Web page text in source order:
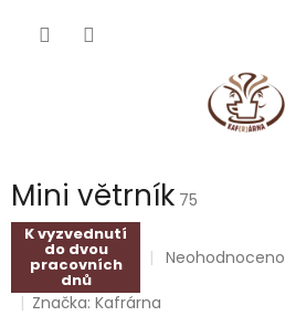
Mini větrník 75
K vyzvednutí
do dvou
pracovních
dnů
Průměrné
Neohodnoceno
Značka:Kafrárna